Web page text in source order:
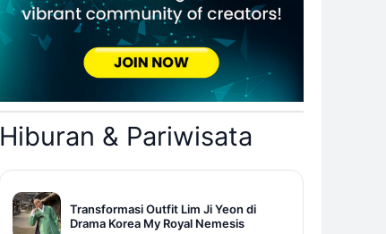
Hiburan & Pariwisata
Transformasi Outfit Lim Ji Yeon di
Drama Korea My Royal Nemesis